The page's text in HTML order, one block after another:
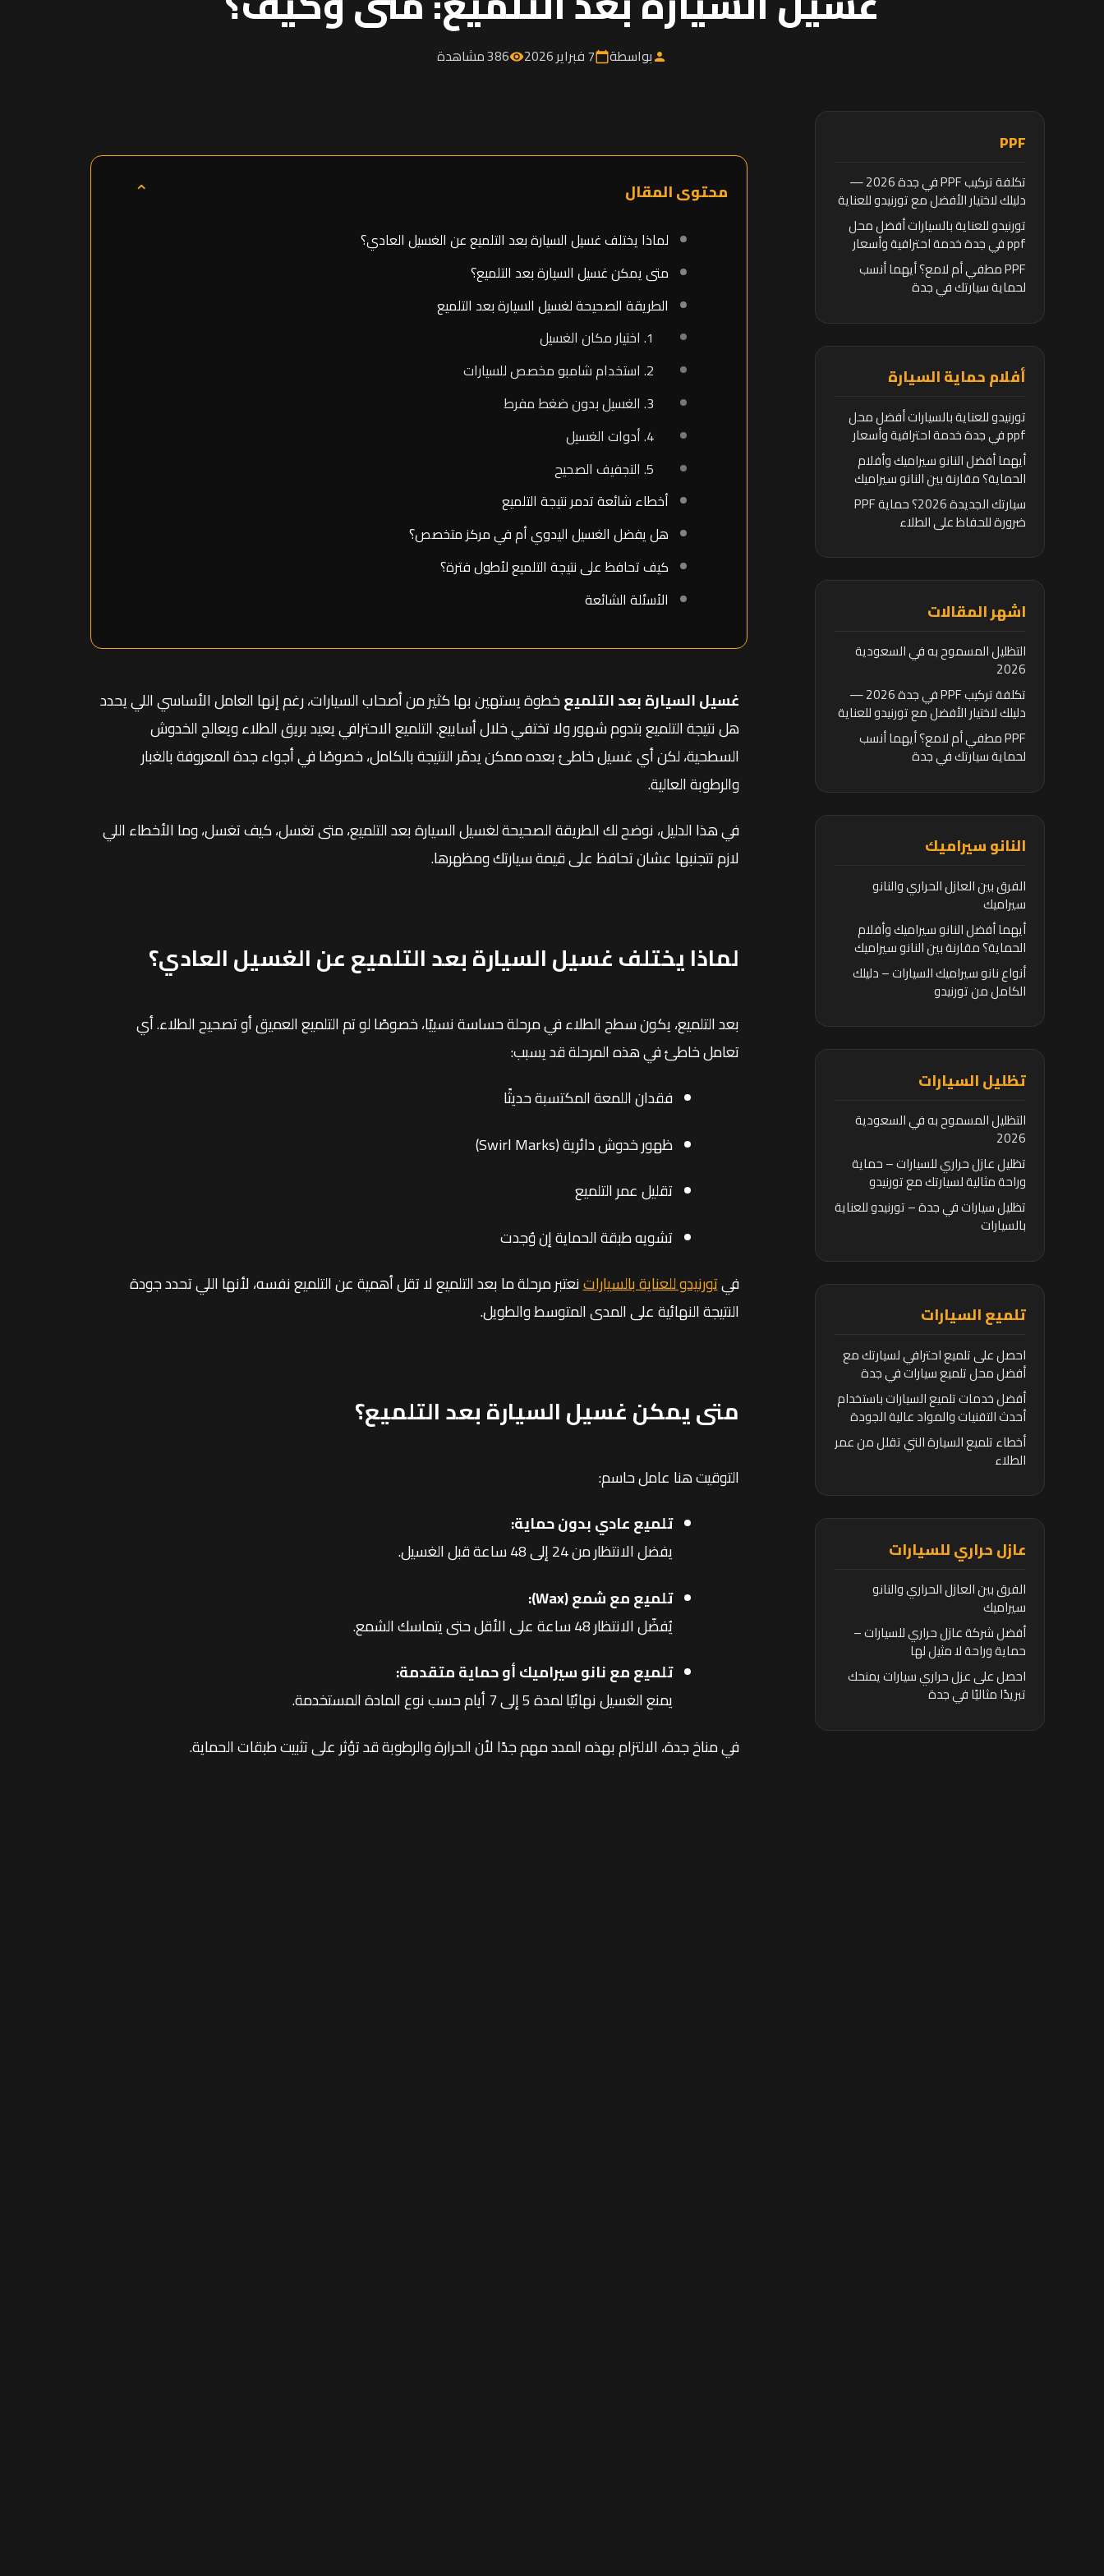
person بواسطةcalendar_today7 فبراير 2026 visibility386 مشاهدة
PPF
تكلفة تركيب PPF في جدة 2026 —
دليلك لاختيار الأفضل مع تورنيدو للعناية
بالسيارات
تورنيدو للعناية بالسيارات أفضل محل
ppf في جدة خدمة احترافية وأسعار
تنافسيةPPF مطفي أم لامع؟ أيهما أنسب
لحماية سيارتك في جدة
أفلام حماية السيارة
تورنيدو للعناية بالسيارات أفضل محل
ppf في جدة خدمة احترافية وأسعار
تنافسية
أيهما أفضل النانو سيراميك وأفلام
الحماية؟ مقارنة بين النانو سيراميك
وأفلام الحماية سيارتك الجديدة 2026؟ حماية PPF
ضرورة للحفاظ على الطلاء
اشهر المقالات
التظليل المسموح به في السعودية
2026
تكلفة تركيب PPF في جدة 2026 —
دليلك لاختيار الأفضل مع تورنيدو للعناية
بالسياراتPPF مطفي أم لامع؟ أيهما أنسب
لحماية سيارتك في جدة
النانو سيراميك
الفرق بين العازل الحراري والنانو
سيراميك
أيهما أفضل النانو سيراميك وأفلام
الحماية؟ مقارنة بين النانو سيراميك
وأفلام الحماية
أنواع نانو سيراميك السيارات – دليلك
الكامل من تورنيدو
تظليل السيارات
التظليل المسموح به في السعودية
2026
تظليل عازل حراري للسيارات – حماية
وراحة مثالية لسيارتك مع تورنيدو
تظليل سيارات في جدة – تورنيدو للعناية
بالسيارات
تلميع السيارات
احصل على تلميع احترافي لسيارتك مع
أفضل محل تلميع سيارات في جدة
أفضل خدمات تلميع السيارات باستخدام
أحدث التقنيات والمواد عالية الجودة
أخطاء تلميع السيارة التي تقلل من عمر
الطلاء
عازل حراري للسيارات
الفرق بين العازل الحراري والنانو
سيراميك
أفضل شركة عازل حراري للسيارات –
حماية وراحة لا مثيل لها
احصل على عزل حراري سيارات يمنحك
تبريدًا مثاليًا في جدة
محتوى المقال ⌃
لماذا يختلف غسيل السيارة بعد التلميع عن الغسيل العادي؟
متى يمكن غسيل السيارة بعد التلميع؟
الطريقة الصحيحة لغسيل السيارة بعد التلميع
1. اختيار مكان الغسيل
2. استخدام شامبو مخصص للسيارات
3. الغسيل بدون ضغط مفرط
4. أدوات الغسيل
5. التجفيف الصحيح
أخطاء شائعة تدمر نتيجة التلميع
هل يفضل الغسيل اليدوي أم في مركز متخصص؟
كيف تحافظ على نتيجة التلميع لأطول فترة؟
الأسئلة الشائعة
غسيل السيارة بعد التلميعخطوة يستهين بها كثير من أصحاب السيارات، رغم إنها العامل الأساسي اللي يحدد
هل نتيجة التلميع بتدوم شهور ولا تختفي خلال أسابيع. التلميع الاحترافي يعيد بريق الطلاء ويعالج الخدوش
السطحية، لكن أي غسيل خاطئ بعده ممكن يدمّر النتيجة بالكامل، خصوصًا في أجواء جدة المعروفة بالغبار
والرطوبة العالية.
في هذا الدليل، نوضح لك الطريقة الصحيحة لغسيل السيارة بعد التلميع، متى تغسل، كيف تغسل، وما الأخطاء اللي
لازم تتجنبها عشان تحافظ على قيمة سيارتك ومظهرها.
لماذا يختلف غسيل السيارة بعد التلميع عن الغسيل العادي؟
بعد التلميع، يكون سطح الطلاء في مرحلة حساسة نسبيًا، خصوصًا لو تم التلميع العميق أو تصحيح الطلاء. أي
تعامل خاطئ في هذه المرحلة قد يسبب:
فقدان اللمعة المكتسبة حديثًا
ظهور خدوش دائرية (Swirl Marks)
تقليل عمر التلميع
تشويه طبقة الحماية إن وُجدت
فيتورنيدو للعناية بالسياراتنعتبر مرحلة ما بعد التلميع لا تقل أهمية عن التلميع نفسه، لأنها اللي تحدد جودة
النتيجة النهائية على المدى المتوسط والطويل.
متى يمكن غسيل السيارة بعد التلميع؟
التوقيت هنا عامل حاسم:
تلميع عادي بدون حماية:
يفضل الانتظار من 24 إلى 48 ساعة قبل الغسيل.
تلميع مع شمع (Wax):
يُفضّل الانتظار 48 ساعة على الأقل حتى يتماسك الشمع.
تلميع مع نانو سيراميك أو حماية متقدمة:
يمنع الغسيل نهائيًا لمدة 5 إلى 7 أيام حسب نوع المادة المستخدمة.
في مناخ جدة، الالتزام بهذه المدد مهم جدًا لأن الحرارة والرطوبة قد تؤثر على تثبيت طبقات الحماية.